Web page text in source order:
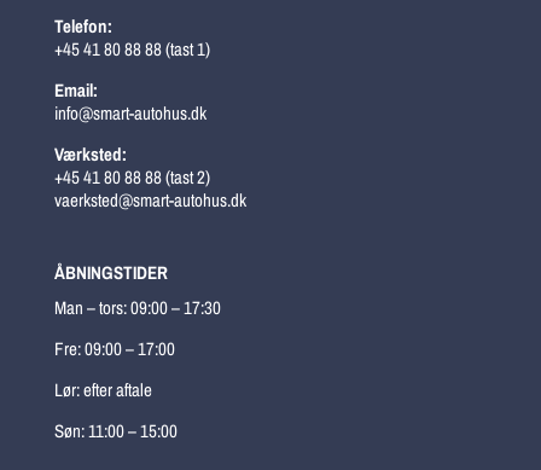
Telefon:
+45 41 80 88 88 (tast 1)
Email:
info@smart-autohus.dk
Værksted:
+45 41 80 88 88 (tast 2)
vaerksted@smart-autohus.dk
ÅBNINGSTIDER
Man – tors: 09:00 – 17:30
Fre: 09:00 – 17:00
Lør: efter aftale
Søn: 11:00 – 15:00